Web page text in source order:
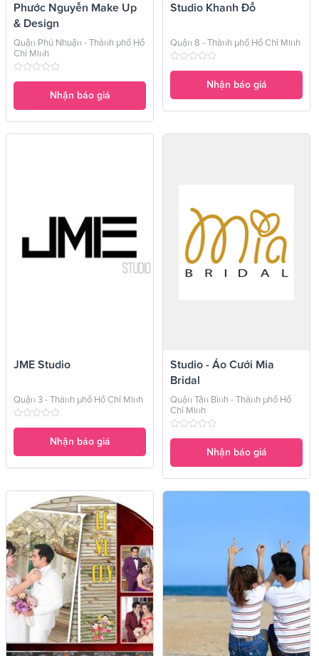
Phước Nguyễn Make Up
& Design
Quận Phú Nhuận - Thành phố Hồ
Chí Minh
Nhận báo giá
Studio Khanh Đỗ
Quận 8 - Thành phố Hồ Chí Minh
Nhận báo giá
JME Studio
Quận 3 - Thành phố Hồ Chí Minh
Nhận báo giá
Studio - Áo Cưới Mia
Bridal
Quận Tân Bình - Thành phố Hồ
Chí Minh
Nhận báo giá